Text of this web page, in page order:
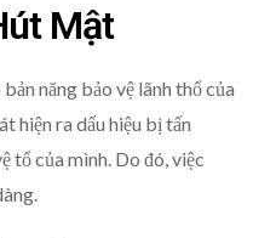
Mật
năng bảo vệ lãnh thổ của
hiện ra dấu hiệu bị tấn
tổ của mình. Do đó, việc